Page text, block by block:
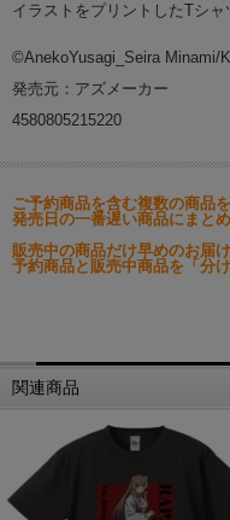
イラストをプリントしたTシャ
©AnekoYusagi_Seira Minami/
発売元：アズメーカー
4580805215220
ご予約商品を含む複数の商品
発売日の一番遅い商品にまと
販売中の商品だけ早めのお届
予約商品と販売中商品を「分
関連商品